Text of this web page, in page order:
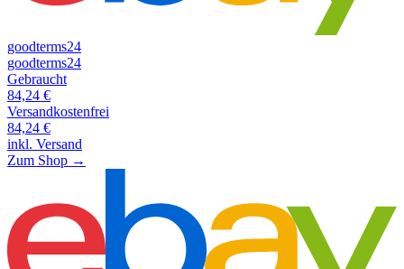
goodterms24
goodterms24
Gebraucht
84,24 €
Versandkostenfrei
84,24 €
inkl. Versand
Zum Shop →